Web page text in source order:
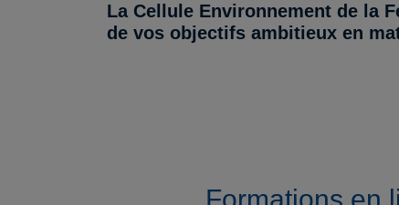
La Cellule Environnement de la
de vos objectifs ambitieux en